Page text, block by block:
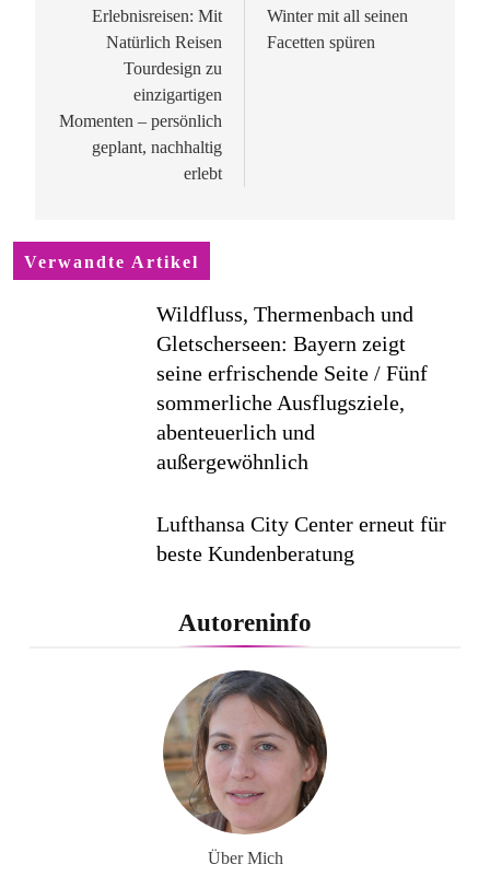
Erlebnisreisen: Mit
Natürlich Reisen
Tourdesign zu
einzigartigen
Momenten – persönlich
geplant, nachhaltig
erlebt
Winter mit all seinen
Facetten spüren
Verwandte Artikel
Wildfluss, Thermenbach und
Gletscherseen: Bayern zeigt
seine erfrischende Seite / Fünf
sommerliche Ausflugsziele,
abenteuerlich und
außergewöhnlich
Lufthansa City Center erneut für
beste Kundenberatung
Studie sieht LCC zum siebten
Mal in Folge vorn
Cool down am Hintertuxer
Gletscher
Ägypten erleben mit Builder
Travel: sicher, persönlich und gut
begleitet
Autoreninfo
Über Mich